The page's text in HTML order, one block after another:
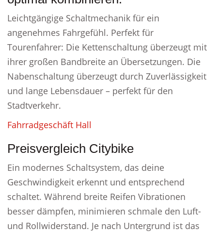
Leichtgängige Schaltmechanik für ein
angenehmes Fahrgefühl. Perfekt für
Tourenfahrer: Die Kettenschaltung überzeugt mit
ihrer großen Bandbreite an Übersetzungen. Die
Nabenschaltung überzeugt durch Zuverlässigkeit
und lange Lebensdauer – perfekt für den
Stadtverkehr.
Fahrradgeschäft Hall
Preisvergleich Citybike
Ein modernes Schaltsystem, das deine
Geschwindigkeit erkennt und entsprechend
schaltet. Während breite Reifen Vibrationen
besser dämpfen, minimieren schmale den Luft-
und Rollwiderstand. Je nach Untergrund ist das